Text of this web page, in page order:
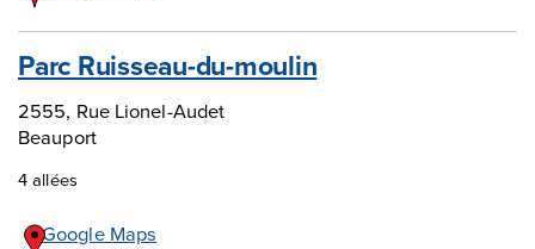
Parc Ruisseau-du-moulin
2555, Rue Lionel-Audet
Beauport
4 allées
Google Maps